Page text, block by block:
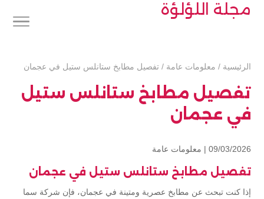
مجلة اللؤلؤة
الرئيسية / معلومات عامة / تفصيل مطابخ ستانلس ستيل في عجمان
تفصيل مطابخ ستانلس ستيل
في عجمان
09/03/2026 | معلومات عامة
تفصيل مطابخ ستانلس ستيل في عجمان
إذا كنت تبحث عن مطابخ عصرية ومتينة في عجمان، فإن شركة سما